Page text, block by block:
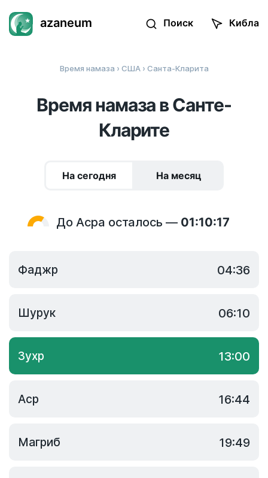
azaneum Поиск Кибла
Время намаза › США› Санта-Кларита
Время намаза в Санте-
Кларите
На сегодня На месяц
До Асра осталось — 01:10:17
Фаджр 04:36
Шурук 06:10
Зухр 13:00
Аср 16:44
Магриб 19:49